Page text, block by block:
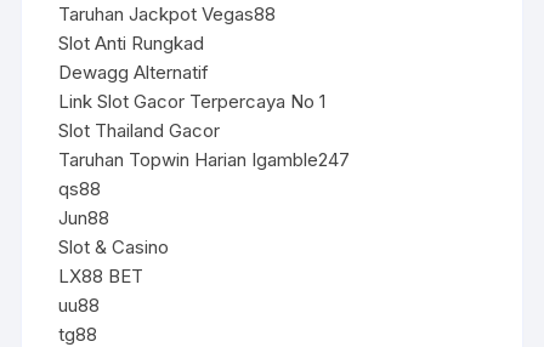
Taruhan Jackpot Vegas88
Slot Anti Rungkad
Dewagg Alternatif
Link Slot Gacor Terpercaya No 1
Slot Thailand Gacor
Taruhan Topwin Harian Igamble247
qs88
Jun88
Slot & Casino
LX88 BET
uu88
tg88